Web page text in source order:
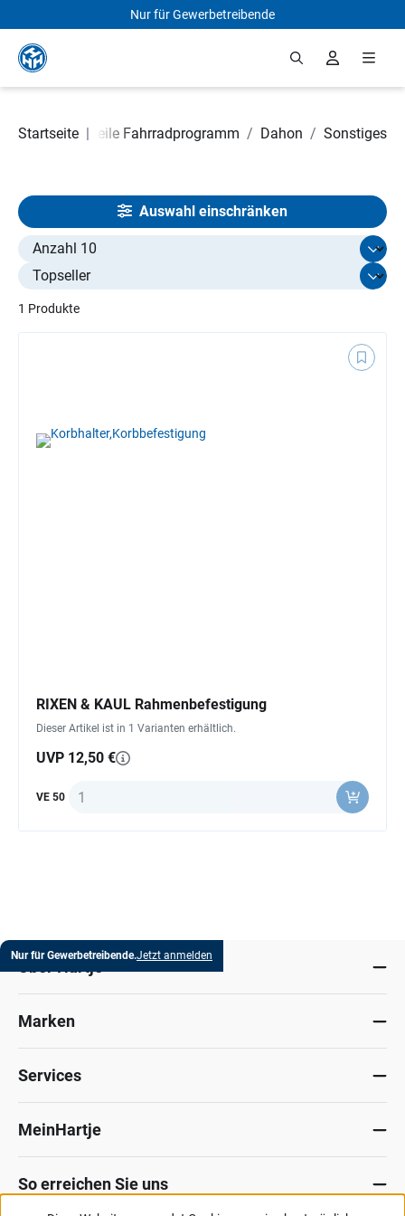
Zum Hauptinhalt springen
Nur für Gewerbetreibende
Startseite |
Originalersatzteile Fahrradprogramm / Dahon / Sonstiges
Auswahl einschränken
1 Produkte
Select limit
RIXEN & KAUL Rahmenbefestigung
Dieser Artikel ist in 1 Varianten erhältlich.
UVP 12,50 €
VE 50 Anzahl
Nur für Gewerbetreibende.Jetzt anmelden
Marken
Services
MeinHartje
So erreichen Sie uns